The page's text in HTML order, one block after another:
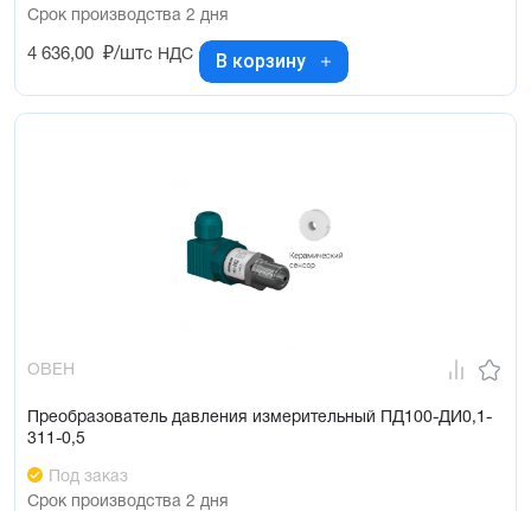
Срок производства 2 дня
4 636,00 ₽/штс НДС В корзину
ОВЕН
Преобразователь давления измерительный ПД100-ДИ0,1-
311-0,5
Под заказ
Срок производства 2 дня